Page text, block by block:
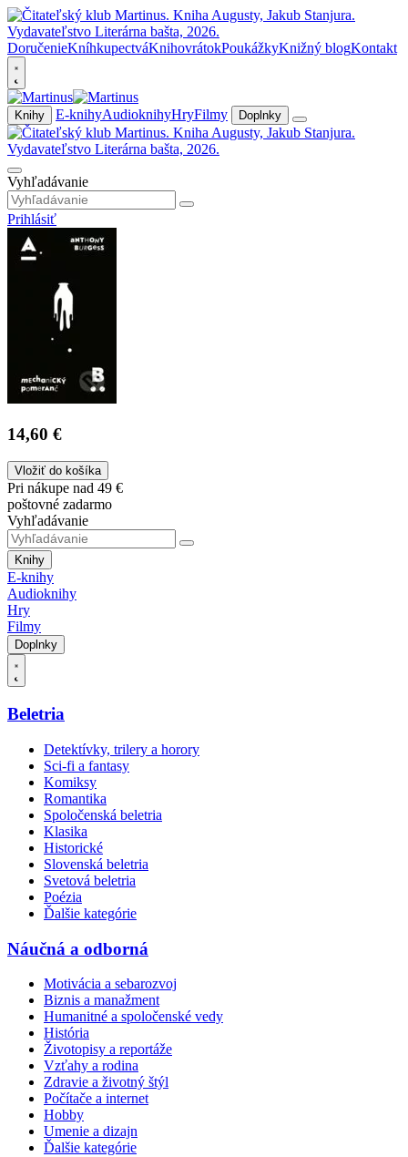
DoručenieKníhkupectváKnihovrátokPoukážkyKnižný blogKontakt
Knihy E-knihyAudioknihyHryFilmy Doplnky
Vyhľadávanie
Prihlásiť
14,60 €
Vložiť do košíka
Pri nákupe nad 49 €
poštovné zadarmo
Vyhľadávanie
Knihy
E-knihy
Audioknihy
Hry
Filmy
Doplnky
Beletria
Detektívky, trilery a horory
Sci-fi a fantasy
Komiksy
Romantika
Spoločenská beletria
Klasika
Historické
Slovenská beletria
Svetová beletria
Poézia
Ďalšie kategórie
Náučná a odborná
Motivácia a sebarozvoj
Biznis a manažment
Humanitné a spoločenské vedy
História
Životopisy a reportáže
Vzťahy a rodina
Zdravie a životný štýl
Počítače a internet
Hobby
Umenie a dizajn
Ďalšie kategórie